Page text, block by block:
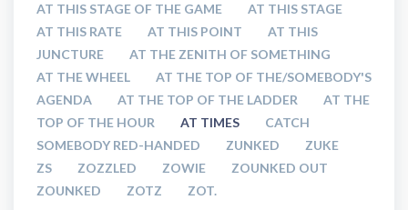
AT THIS STAGE OF THE GAME
AT THIS STAGE
AT THIS RATE
AT THIS POINT
AT THIS
JUNCTURE
AT THE ZENITH OF SOMETHING
AT THE WHEEL
AT THE TOP OF THE/SOMEBODY'S
AGENDA
AT THE TOP OF THE LADDER
AT THE
TOP OF THE HOUR
AT TIMES
CATCH
SOMEBODY RED-HANDED
ZUNKED
ZUKE
ZS
ZOZZLED ZOWIE
ZOUNKED OUT
ZOUNKED
ZOTZ ZOT.